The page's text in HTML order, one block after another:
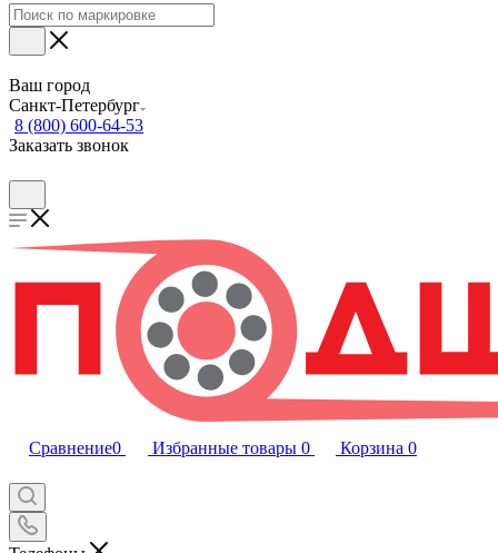
Ваш город
Санкт-Петербург
8 (800) 600-64-53
Заказать звонок
Сравнение0 Избранные товары 0 Корзина 0